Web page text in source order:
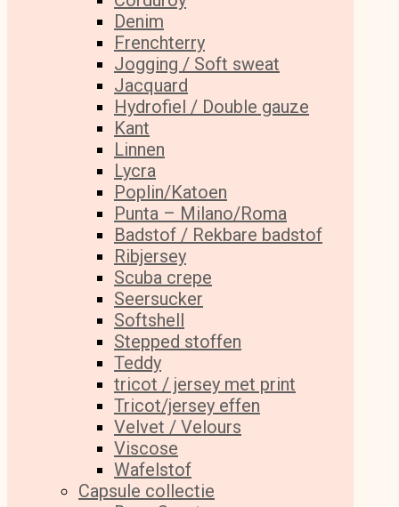
Denim
Frenchterry
Jogging / Soft sweat
Jacquard
Hydrofiel / Double gauze
Kant
Linnen
Lycra
Poplin/Katoen
Punta – Milano/Roma
Badstof / Rekbare badstof
Ribjersey
Scuba crepe
Seersucker
Softshell
Stepped stoffen
Teddy
tricot / jersey met print
Tricot/jersey effen
Velvet / Velours
Viscose
Wafelstof
Capsule collectie